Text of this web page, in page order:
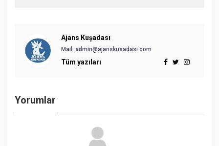
Ajans Kuşadası
Mail: admin@ajanskusadasi.com
Tüm yazıları
Yorumlar